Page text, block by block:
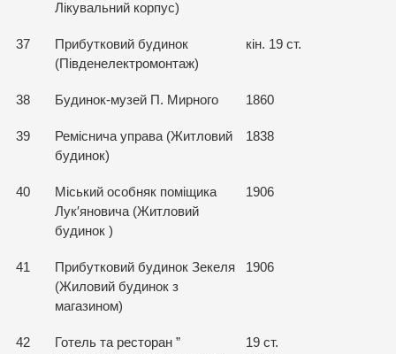
Лікувальний корпус)
37
Прибутковий будинок
(Південелектромонтаж)
кін. 19 ст.
38 Будинок-музей П. Мирного 1860
39
Реміснича управа (Житловий
будинок)
1838
40
Міський особняк поміщика
Лук′яновича (Житловий
будинок )
1906
41
Прибутковий будинок Зекеля
(Жиловий будинок з
магазином)
1906
42
Готель та ресторан ”
19 ст.